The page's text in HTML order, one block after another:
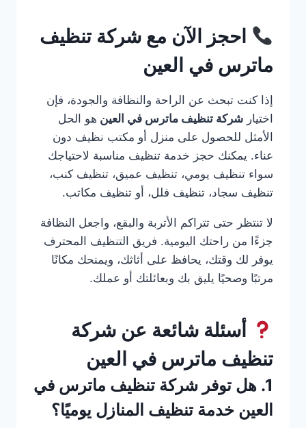
احجز الآن مع شركة تنظيف
ماترس في العين
إذا كنت تبحث عن الراحة والنظافة والجودة، فإن
اختيار شركة تنظيف ماترس في العين هو الحل
الأمثل للحصول على منزل أو مكتب نظيف دون
عناء. يمكنك حجز خدمة تنظيف مناسبة لاحتياجك
سواء تنظيف يومي، تنظيف عميق، تنظيف كنب،
تنظيف سجاد، تنظيف فلل، أو تنظيف مكاتب.
لا تنتظر حتى تتراكم الأتربة والبقع، واجعل النظافة
جزءًا من راحتك اليومية. فريق التنظيف المحترف
يوفر لك وقتك، يحافظ على أثاثك، ويمنحك مكانًا
مرتبًا وصحيًا يليق بك وبعائلتك أو عملك.
أسئلة شائعة عن شركة
تنظيف ماترس في العين
1. هل توفر شركة تنظيف ماترس في
العين خدمة تنظيف المنازل يوميًا؟